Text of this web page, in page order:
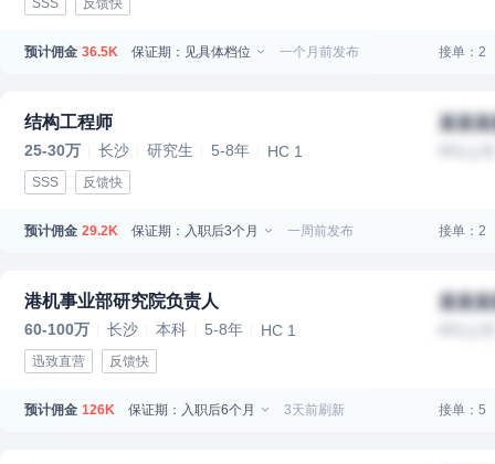
SSS 反馈快
预计佣金 36.5K 保证期：见具体档位 一个月前发布 接单：2
结构工程师
25-30万 长沙 研究生 5-8年 HC 1
SSS 反馈快
某某
预计佣金 29.2K 保证期：入职后3个月 一周前发布 接单：2
港机事业部研究院负责人
60-100万 长沙 本科 5-8年 HC 1
迅致直营 反馈快
某某
预计佣金 126K 保证期：入职后6个月 3天前刷新 接单：5